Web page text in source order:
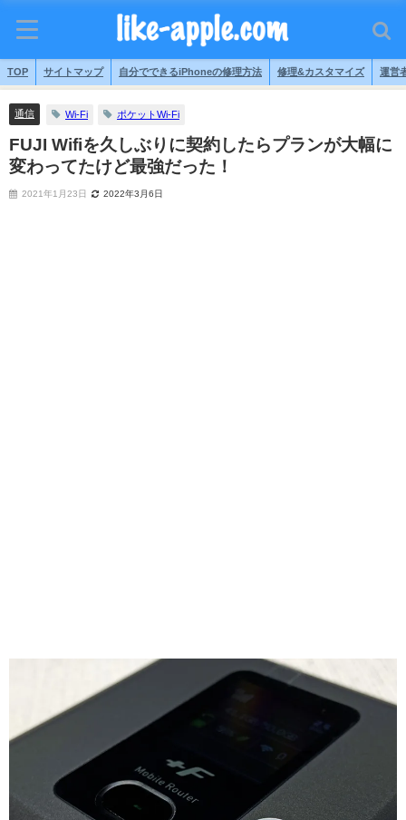
TOP サイトマップ 自分でできるiPhoneの修理方法 修理&カスタマイズ 運営
通信 Wi-Fi ポケットWi-Fi
FUJI Wifiを久しぶりに契約したらプランが大幅に
変わってたけど最強だった！
2021年1月23日 2022年3月6日